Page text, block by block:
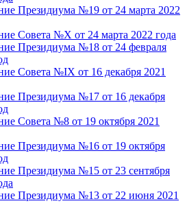
Президиума №19 от 24 марта 2022
Совета №X от 24 марта 2022 года
Президиума №18 от 24 февраля
Совета №IX от 16 декабря 2021
Президиума №17 от 16 декабря
Совета №8 от 19 октября 2021
Президиума №16 от 19 октября
Президиума №15 от 23 сентября
Президиума №13 от 22 июня 2021